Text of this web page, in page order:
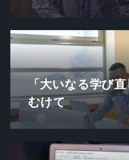
「大いなる学び
むけて